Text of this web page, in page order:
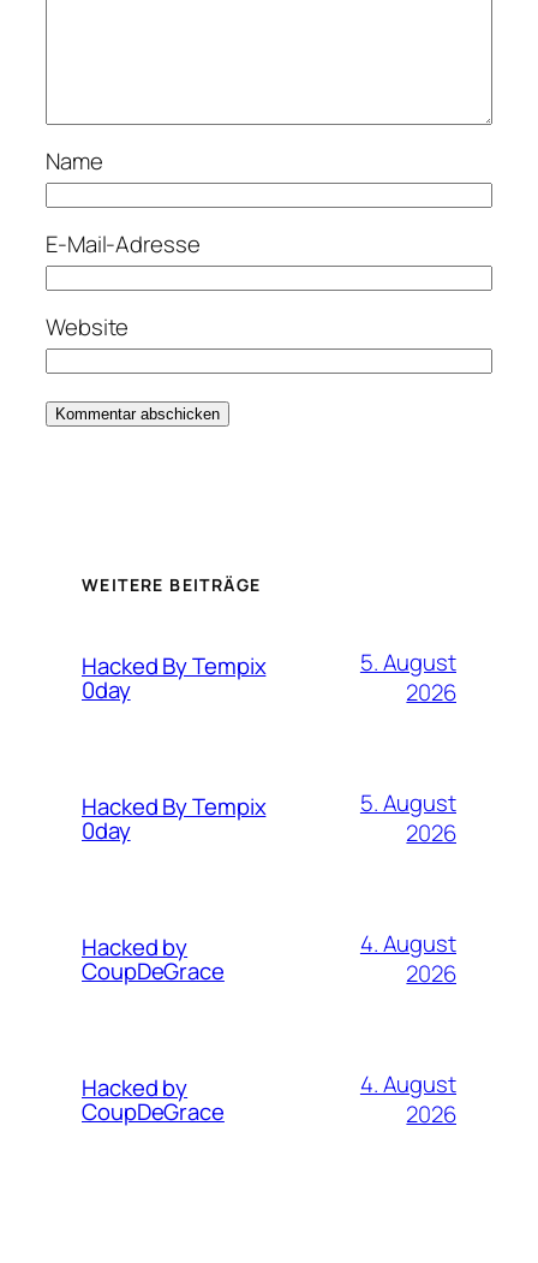
Name
E-Mail-Adresse
Website
WEITERE BEITRÄGE
Hacked By Tempix
0day
5. August
2026
Hacked By Tempix
0day
5. August
2026
Hacked by
CoupDeGrace
4. August
2026
Hacked by
CoupDeGrace
4. August
2026